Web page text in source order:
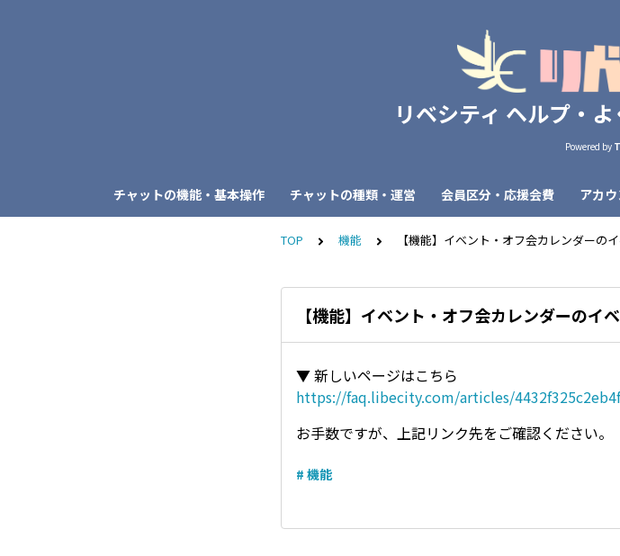
リベシティ ヘルプ・よ
Powered by
チャットの機能・基本操作 チャットの種類・運営 会員区分・応援会費 アカ
TOP 機能 【機能】イベント・オフ会カレンダーの
【機能】イベント・オフ会カレンダーのイ
▼ 新しいページはこちら
https://faq.libecity.com/articles/
お手数ですが、上記リンク先をご確認ください。
# 機能